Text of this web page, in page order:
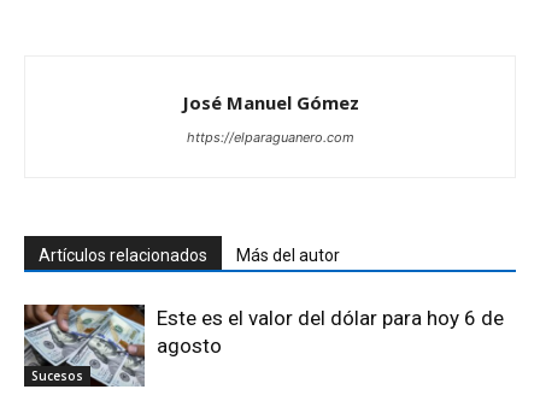
José Manuel Gómez
https://elparaguanero.com
Artículos relacionados Más del autor
Sucesos
Este es el valor del dólar para hoy 6 de
agosto